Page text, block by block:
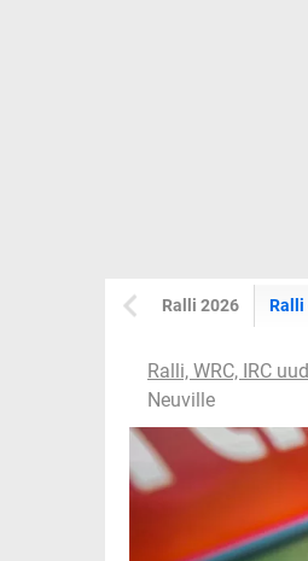
Ralli 2026 Ralli
Ralli, WRC, IRC
Neuville